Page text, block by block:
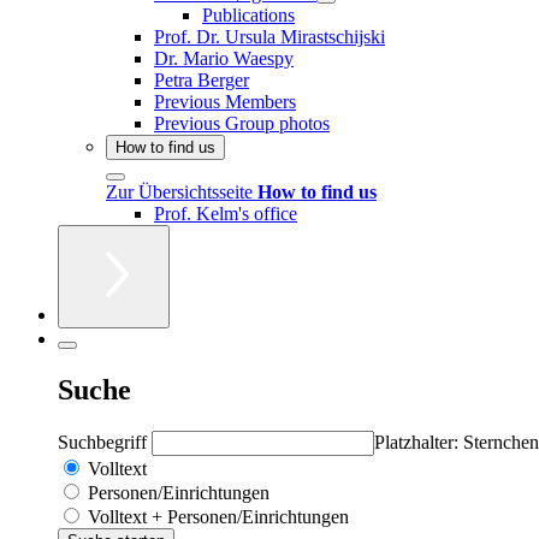
Publications
Prof. Dr. Ursula Mirastschijski
Dr. Mario Waespy
Petra Berger
Previous Members
Previous Group photos
How to find us
Zur Übersichtsseite How to find us
Prof. Kelm's office
Suche
Suchbegriff
Platzhalter:
Volltext
Personen/Einrichtungen
Volltext + Personen/Einrichtungen